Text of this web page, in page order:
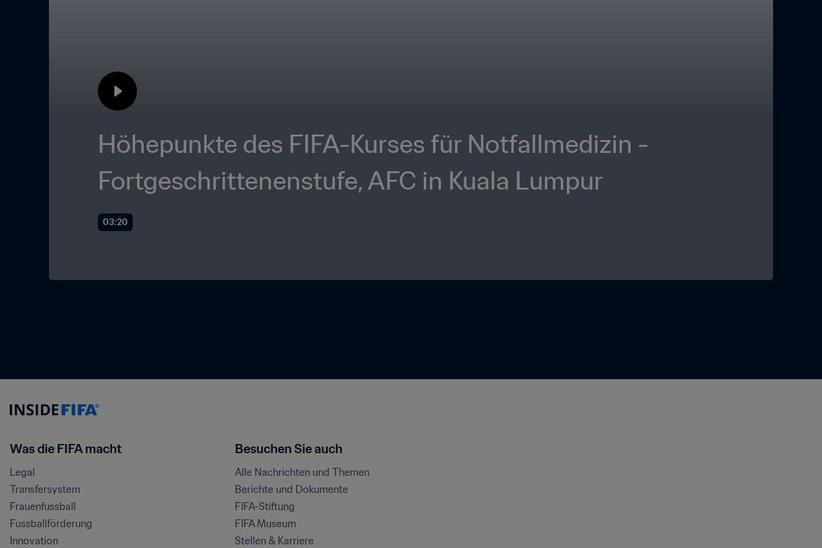
Höhepunkte des FIFA-Kurses für Notfallmedizin -
Fortgeschrittenenstufe, AFC in Kuala Lumpur
03:20
Was die FIFA macht
Legal
Transfersystem
Frauenfussball
Fussballförderung
Innovation
Besuchen Sie auch
Alle Nachrichten und Themen
Berichte und Dokumente
FIFA-Stiftung
FIFA Museum
Stellen & Karriere